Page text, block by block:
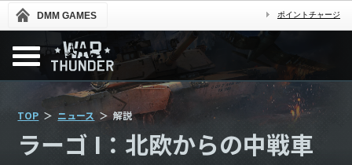
DMM GAMES ポイントチャージ
TOP ニュース 解説
ラーゴ I：北欧からの中戦車